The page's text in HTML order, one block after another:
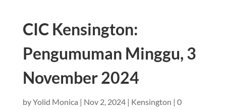
CIC Kensington:
Pengumuman Minggu, 3
November 2024
byYolid Monica | Nov 2, 2024| Kensington | 0